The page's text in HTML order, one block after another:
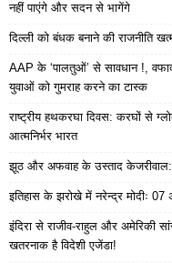
नहीं पाएंगे और सदन से भागेंगे
दिल्ली को बंधक बनाने की राजनीति
AAP के ‘पालतुओं’ से सावधान !,
युवाओं को गुमराह करने का टास्क
राष्ट्रीय हथकरघा दिवस: करघों से
आत्मनिर्भर भारत
झूठ और अफवाह के उस्ताद केजरीवाल:
इतिहास के झरोखे में नरेन्द्र मोदीः 07
इंदिरा से राजीव-राहुल और अमेरिकी
खतरनाक है विदेशी एजेंडा!